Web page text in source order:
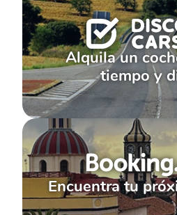
Alquila un
tiempo y
Encuentra tu